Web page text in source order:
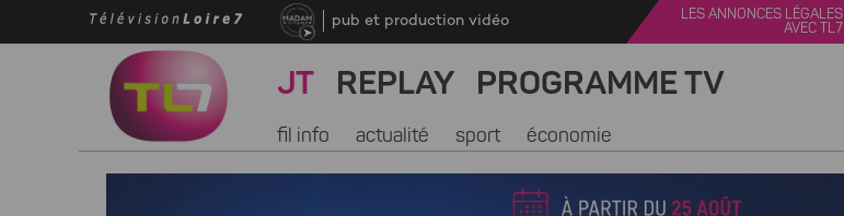
pub et production vidéo
LES ANNONCES LÉGALES
AVEC TL7
JT REPLAY PROGRAMME TV
fil info actualité sport économie